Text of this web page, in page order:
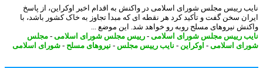
رییس مجلس شورای اسلامی در واکنش به اقدام اخیر اوکراین، از پاسخ
سخن گفت و تأکید کرد هر نقطه ای که مبدأ تجاوز به خاک کشور باشد، با
نیروهای مسلح روبه رو خواهد شد. این موضع ...
رییس مجلس شورای اسلامی-رییس مجلس شورای اسلامی-مجلس
اسلامی-اوکراین- نایب رییس مجلس-نیروهای مسلح-شورای اسلامی